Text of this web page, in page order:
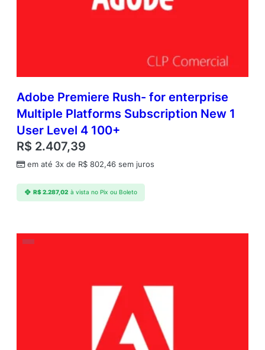
Adobe Premiere Rush- for enterprise
Multiple Platforms Subscription New 1
User Level 4 100+
R$ 2.407,39
em até 3x de R$ 802,46 sem juros
R$2.287,02 à vista no Pix ou Boleto